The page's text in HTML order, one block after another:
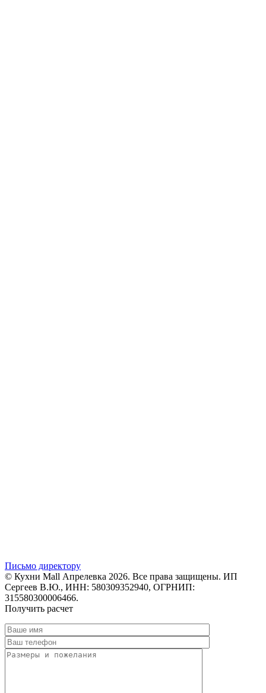
Письмо директору
© Кухни Mall Апрелевка 2026. Все права защищены. ИП
Сергеев В.Ю., ИНН: 580309352940, ОГРНИП:
315580300006466.
Получить расчет